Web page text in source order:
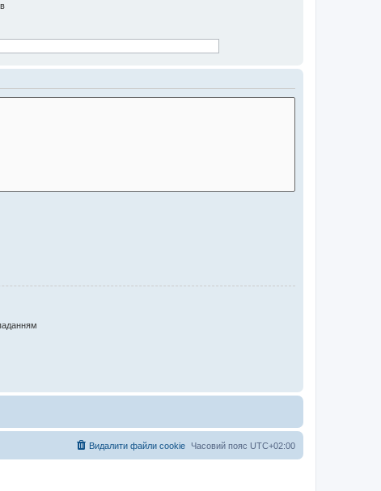
Часовий пояс UTC+02:00
Видалити файли cookie